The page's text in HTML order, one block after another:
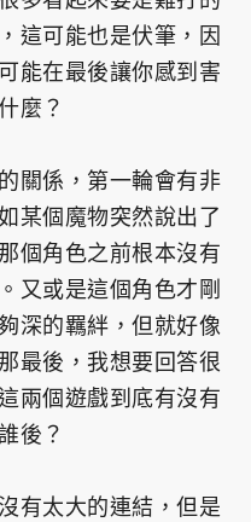
這可能也是伏筆，因
能在最後讓你感到害
麼？
關係，第一輪會有非
某個魔物突然說出了
個角色之前根本沒有
又或是這個角色才剛
深的羈絆，但就好像
最後，我想要回答很
兩個遊戲到底有沒有
後？
有太大的連結，但是